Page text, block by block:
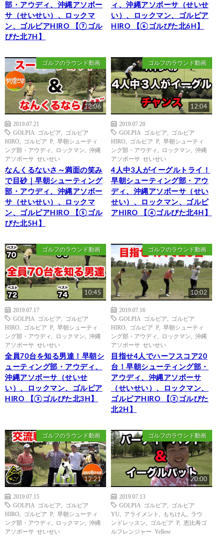
部・アウディ、沖縄アソボー
サ（せいせい）、ロックマ
ン、ゴルピアHIRO 【⑦ゴル
ぴた北7H】
ィ、沖縄アソボーサ（せいせ
い）、ロックマン、ゴルピア
HIRO 【⑥ゴルぴた北6H】
ゴルフのラウンド動画
12:06
2019.07.21
GOLPIA ゴルピア
ゴルピア
HIRO
ゴルピア P
早朝シューティ
ング部・アウディ
ロックマン
沖縄
アソボーサ せいせい
なんくるないさ～満面の笑み
で目砂｜早朝シューティング
部・アウディ、沖縄アソボー
サ（せいせい）、ロックマ
ン、ゴルピアHIRO 【⑤ゴル
ぴた北5H】
ゴルフのラウンド動画
12:04
2019.07.20
GOLPIA ゴルピア
ゴルピア
HIRO
ゴルピア P
早朝シューティ
ング部・アウディ
ロックマン
沖縄
アソボーサ せいせい
4人中3人がイーグルトライ！
早朝シューティング部・アウ
ディ、沖縄アソボーサ（せい
せい）、ロックマン、ゴルピ
アHIRO 【④ゴルぴた北4H】
ゴルフのラウンド動画
10:45
2019.07.17
GOLPIA ゴルピア
ゴルピア
HIRO
ゴルピア P
早朝シューティ
ング部・アウディ
ロックマン
沖縄
アソボーサ せいせい
全員70台を知る男達！早朝シ
ューティング部・アウディ、
沖縄アソボーサ（せいせ
い）、ロックマン、ゴルピア
HIRO 【③ゴルぴた北3H】
ゴルフのラウンド動画
10:02
2019.07.16
GOLPIA ゴルピア
ゴルピア
HIRO
ゴルピア P
早朝シューティ
ング部・アウディ
ロックマン
沖縄
アソボーサ せいせい
目指せ4人でハーフスコア20
台！早朝シューティング部・
アウディ、沖縄アソボーサ
（せいせい）、ロックマン、
ゴルピアHIRO 【②ゴルぴた
北2H】
ゴルフのラウンド動画
12:21
2019.07.15
GOLPIA ゴルピア
ゴルピア
HIRO
ゴルピア P
早朝シューティ
ング部・アウディ
ロックマン
沖縄
アソボーサ せいせい
ゴルフのラウンド動画
20:00
2019.07.13
GOLPIA ゴルピア
ゴルピア
YU
アライメント もちけん
ラウ
ンドレッスン
ゴルピア P
恵比寿ゴ
ルフレンジャー Yellow